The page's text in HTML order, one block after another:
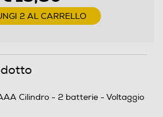
2 AL CARRELLO
Cilindro - 2 batterie - Voltaggio